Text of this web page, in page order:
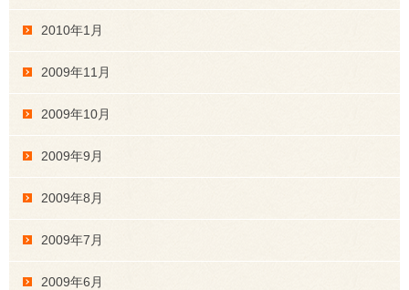
2010年1月
2009年11月
2009年10月
2009年9月
2009年8月
2009年7月
2009年6月